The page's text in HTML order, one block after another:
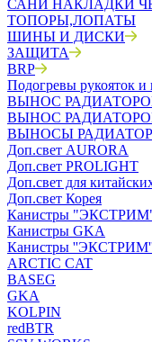
САНИ НАКЛАДКИ
ТОПОРЫ,ЛОПАТЫ
ШИНЫ И ДИСКИ
ЗАЩИТА
BRP
Подогревы рукояток и
ВЫНОС
ВЫНОС
ВЫНОСЫ РАДИАТОРОВ
Доп.свет AURORA
Доп.свет PROLIGHT
Доп.свет для
Доп.свет Корея
Канистры
Канистры GKA
Канистры
ARCTIC CAT
BASEG
GKA
KOLPIN
redBTR